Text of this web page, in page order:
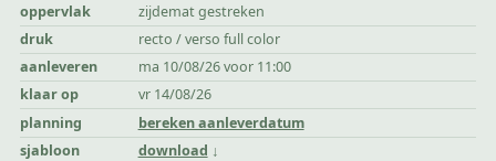
oppervlak
zijdemat gestreken
druk
recto / verso full color
aanleveren
ma 10/08/26 voor 11:00
klaar op
vr 14/08/26
planning
bereken aanleverdatum
sjabloon
download